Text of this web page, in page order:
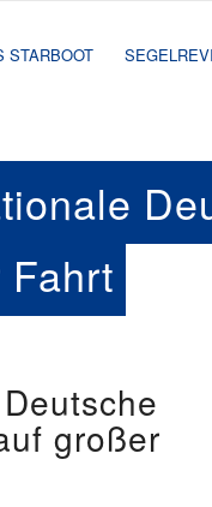
STARBOOT
großer